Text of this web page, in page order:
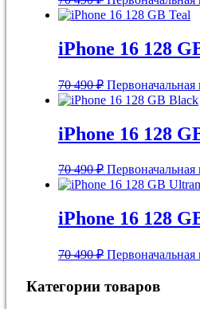
iPhone 16 128
70 490₽ Первоначальная
iPhone 16 128
70 490₽ Первоначальная
iPhone 16 128
70 490₽ Первоначальная
Категории товаров